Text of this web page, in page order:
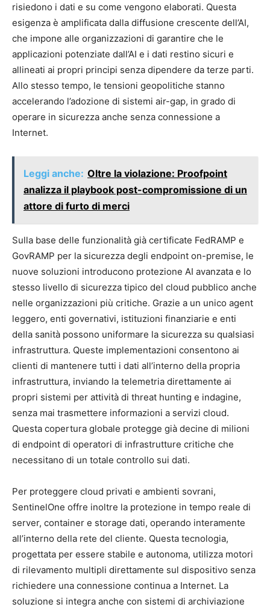
risiedono i dati e su come vengono elaborati. Questa
esigenza è amplificata dalla diffusione crescente dell’AI,
che impone alle organizzazioni di garantire che le
applicazioni potenziate dall’AI e i dati restino sicuri e
allineati ai propri principi senza dipendere da terze parti.
Allo stesso tempo, le tensioni geopolitiche stanno
accelerando l’adozione di sistemi air-gap, in grado di
operare in sicurezza anche senza connessione a
Internet.
Leggi anche: Oltre la violazione: Proofpoint
analizza il playbook post-compromissione di un
attore di furto di merci
Sulla base delle funzionalità già certificate FedRAMP e
GovRAMP per la sicurezza degli endpoint on-premise, le
nuove soluzioni introducono protezione AI avanzata e lo
stesso livello di sicurezza tipico del cloud pubblico anche
nelle organizzazioni più critiche. Grazie a un unico agent
leggero, enti governativi, istituzioni finanziarie e enti
della sanità possono uniformare la sicurezza su qualsiasi
infrastruttura. Queste implementazioni consentono ai
clienti di mantenere tutti i dati all’interno della propria
infrastruttura, inviando la telemetria direttamente ai
propri sistemi per attività di threat hunting e indagine,
senza mai trasmettere informazioni a servizi cloud.
Questa copertura globale protegge già decine di milioni
di endpoint di operatori di infrastrutture critiche che
necessitano di un totale controllo sui dati.
Per proteggere cloud privati e ambienti sovrani,
SentinelOne offre inoltre la protezione in tempo reale di
server, container e storage dati, operando interamente
all’interno della rete del cliente. Questa tecnologia,
progettata per essere stabile e autonoma, utilizza motori
di rilevamento multipli direttamente sul dispositivo senza
richiedere una connessione continua a Internet. La
soluzione si integra anche con sistemi di archiviazione